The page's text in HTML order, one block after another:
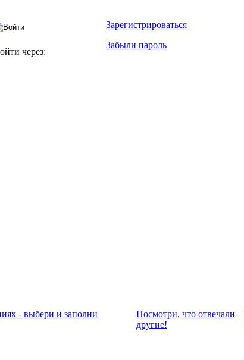
через:
Зарегистрироваться
Забыли пароль
- выбери и заполни
Посмотри, что отвeчали
другие!